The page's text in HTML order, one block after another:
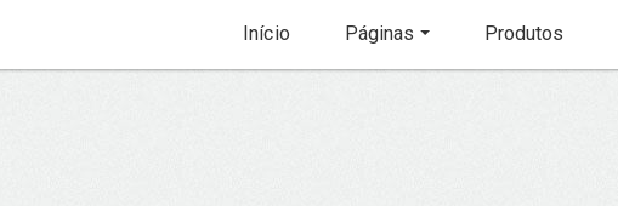
Início Páginas Produtos